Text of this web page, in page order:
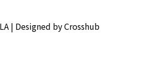
| Designed by Crosshub